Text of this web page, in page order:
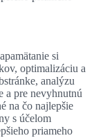
si
optimalizáciu a
analýzu
a pre nevyhnutnú
na čo najlepšie
s účelom
priameho